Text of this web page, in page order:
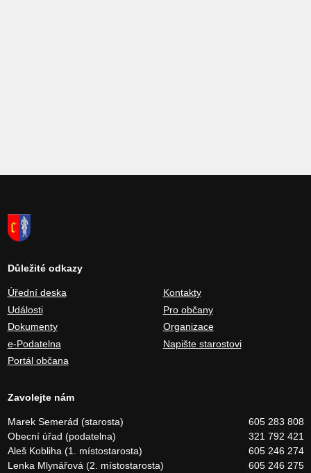
Důležité odkazy
Úřední deska
Události
Dokumenty
e-Podatelna
Portál občana
Kontakty
Pro občany
Organizace
Napište starostovi
Zavolejte nám
Marek Semerád (starosta)
605 283 808
Obecní úřad (podatelna)
321 792 421
Aleš Kobliha (1. místostarosta)
605 246 274
Lenka Mlynářová (2. místostarosta)
605 246 275